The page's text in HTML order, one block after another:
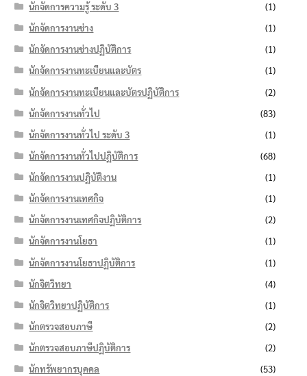
นักจัดการความรู้ ระดับ 3
(1)
นักจัดการงานช่าง
(1)
นักจัดการงานช่างปฏิบัติการ
(1)
นักจัดการงานทะเบียนและบัตร
(1)
นักจัดการงานทะเบียนและบัตรปฏิบัติการ
(2)
นักจัดการงานทั่วไป
(83)
นักจัดการงานทั่วไป ระดับ 3
(1)
นักจัดการงานทั่วไปปฏิบัติการ
(68)
นักจัดการงานปฏิบัติงาน
(1)
นักจัดการงานเทศกิจ
(1)
นักจัดการงานเทศกิจปฏิบัติการ
(2)
นักจัดการงานโยธา
(1)
นักจัดการงานโยธาปฏิบัติการ
(1)
นักจิตวิทยา
(4)
นักจิตวิทยาปฏิบัติการ
(1)
นักตรวจสอบภาษี
(2)
นักตรวจสอบภาษีปฏิบัติการ
(2)
นักทรัพยากรบุคคล
(53)